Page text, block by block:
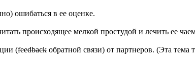
ошибаться в ее оценке.
происходящее мелкой простудой и лечить ее
(feedback обратной связи) от партнеров. (Эта тема